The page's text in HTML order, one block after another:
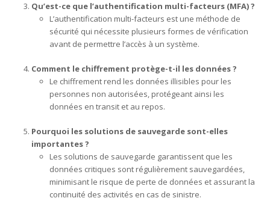
Qu’est-ce que l’authentification multi-facteurs (MFA) ?
L’authentification multi-facteurs est une méthode de
sécurité qui nécessite plusieurs formes de vérification
avant de permettre l’accès à un système.
Comment le chiffrement protège-t-il les données ?
Le chiffrement rend les données illisibles pour les
personnes non autorisées, protégeant ainsi les
données en transit et au repos.
Pourquoi les solutions de sauvegarde sont-elles
importantes ?
Les solutions de sauvegarde garantissent que les
données critiques sont régulièrement sauvegardées,
minimisant le risque de perte de données et assurant la
continuité des activités en cas de sinistre.